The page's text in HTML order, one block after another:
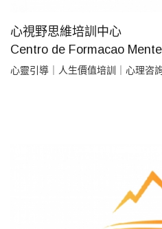
心視野思維培訓中心
Centro de Formacao
心靈引導｜人生價值培訓｜心理咨